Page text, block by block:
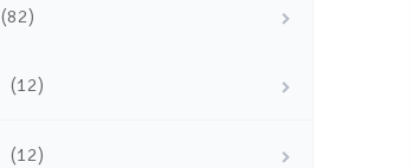
(82)
(12)
(12)